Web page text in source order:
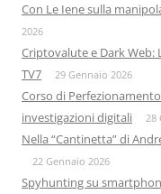
Con Le Iene sulla
2026
Criptovalute e Dark Web:
TV7
29 Gennaio 2026
Corso di
investigazioni digitali
28
Nella “Cantinetta” di
22 Gennaio 2026
Spyhunting su